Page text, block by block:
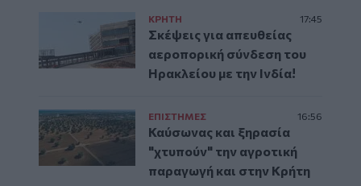
ΚΡΗΤΗ 17:45
Σκέψεις για απευθείας
αεροπορική σύνδεση του
Ηρακλείου με την Ινδία!
ΕΠΙΣΤΗΜΕΣ 16:56
Καύσωνας και ξηρασία
"χτυπούν" την αγροτική
παραγωγή και στην Κρήτη